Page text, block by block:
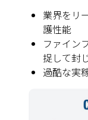
業界をリ
護性能
ファイン
捉して封
過酷な実